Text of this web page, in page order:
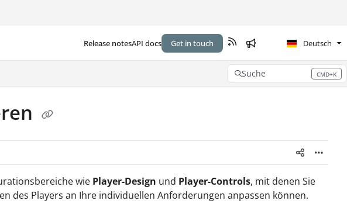
Release notesAPI docs Get in touch Deutsch
Suche CMD+K
Press CMD+K to open search
wie Player-Design und Player-Controls, mit denen Sie
des Players an Ihre individuellen Anforderungen anpassen können.